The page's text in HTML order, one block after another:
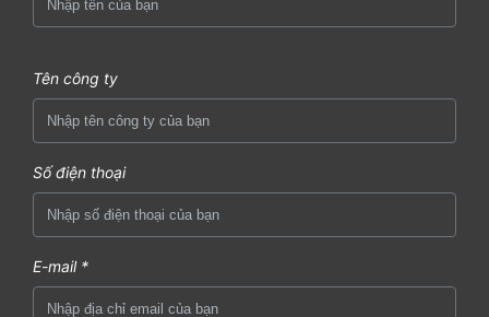
Tên công ty
Số điện thoại
E-mail *